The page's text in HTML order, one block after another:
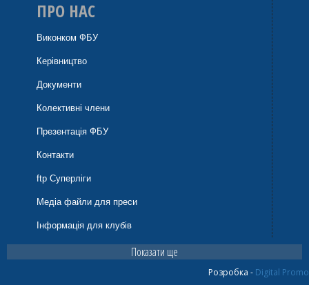
ПРО НАС
Виконком ФБУ
Керівництво
Документи
Колективні члени
Презентація ФБУ
Контакти
ftp Суперліги
Медіа файли для преси
Інформація для клубів
Показати ще
Розробка - Digital Promo